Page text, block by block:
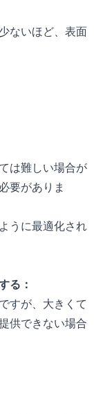
ないほど、表面
は難しい場合が
要がありま
うに最適化され
る：
すが、大きくて
供できない場合